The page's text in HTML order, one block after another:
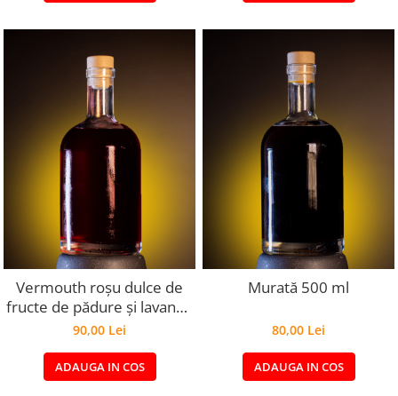
Vermouth roșu dulce de
fructe de pădure și lavandă
500 ml
90,00 Lei
ADAUGA IN COS
Murată 500 ml
80,00 Lei
ADAUGA IN COS